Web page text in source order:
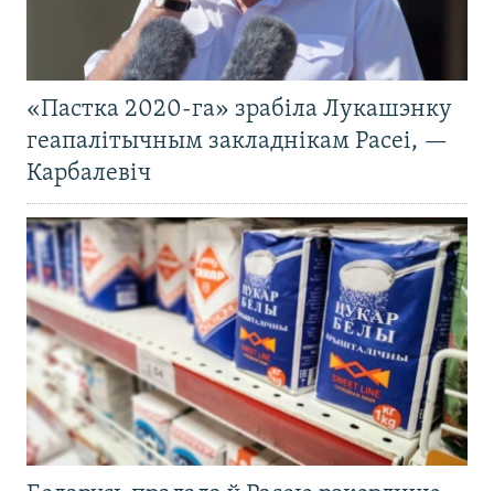
«Пастка 2020-га» зрабіла Лукашэнку
геапалітычным закладнікам Расеі, —
Карбалевіч